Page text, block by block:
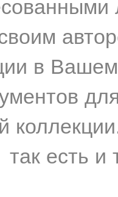
в
так есть и